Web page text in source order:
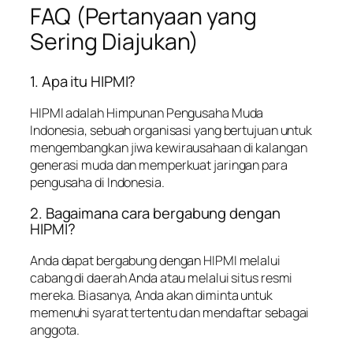
FAQ (Pertanyaan yang
Sering Diajukan)
1. Apa itu HIPMI?
HIPMI adalah Himpunan Pengusaha Muda
Indonesia, sebuah organisasi yang bertujuan untuk
mengembangkan jiwa kewirausahaan di kalangan
generasi muda dan memperkuat jaringan para
pengusaha di Indonesia.
2. Bagaimana cara bergabung dengan
HIPMI?
Anda dapat bergabung dengan HIPMI melalui
cabang di daerah Anda atau melalui situs resmi
mereka. Biasanya, Anda akan diminta untuk
memenuhi syarat tertentu dan mendaftar sebagai
anggota.